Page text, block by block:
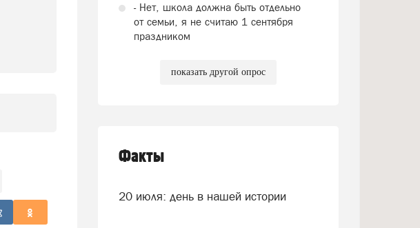
- Нет, школа должна быть отдельно
от семьи, я не считаю 1 сентября
праздником
показать другой опрос
Факты
20 июля: день в нашей истории